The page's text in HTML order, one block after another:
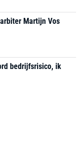
Martijn Vos
bedrijfsrisico, ik